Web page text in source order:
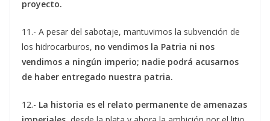
proyecto.
11.- A pesar del sabotaje, mantuvimos la subvención de
los hidrocarburos, no vendimos la Patria ni nos
vendimos a ningún imperio; nadie podrá acusarnos
de haber entregado nuestra patria.
12.- La historia es el relato permanente de amenazas